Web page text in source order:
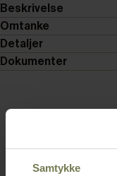
Samtykke
Beskrivelse
Omtanke
Detaljer
Dokumenter